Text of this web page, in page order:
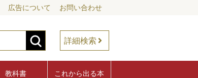
広告について お問い合わせ
詳細検索
教科書 これから出る本